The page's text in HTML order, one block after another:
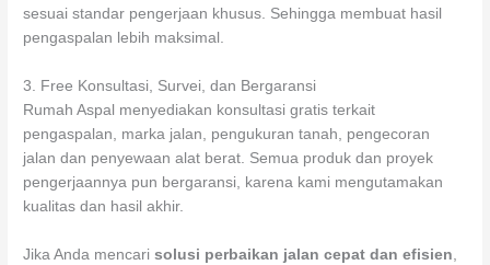
sesuai standar pengerjaan khusus. Sehingga membuat hasil
pengaspalan lebih maksimal.
3. Free Konsultasi, Survei, dan Bergaransi
Rumah Aspal menyediakan konsultasi gratis terkait
pengaspalan, marka jalan, pengukuran tanah, pengecoran
jalan dan penyewaan alat berat. Semua produk dan proyek
pengerjaannya pun bergaransi, karena kami mengutamakan
kualitas dan hasil akhir.
Jika Anda mencarisolusi perbaikan jalan cepat dan efisien,